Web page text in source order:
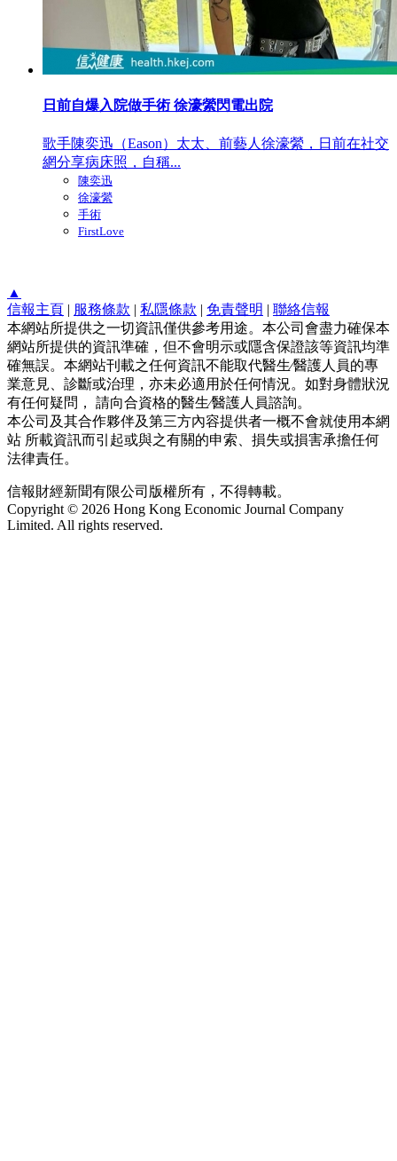
日前自爆入院做手術 徐濠縈閃電出院
歌手陳奕迅（Eason）太太、前藝人徐濠縈，日前在社交
網分享病床照，自稱...
陳奕迅
徐濠縈
手術
FirstLove
▲
信報主頁 | 服務條款 | 私隱條款 | 免責聲明 | 聯絡信報
本網站所提供之一切資訊僅供參考用途。本公司會盡力確保本
網站所提供的資訊準確，但不會明示或隱含保證該等資訊均準
確無誤。本網站刊載之任何資訊不能取代醫生∕醫護人員的專
業意見、診斷或治理，亦未必適用於任何情況。如對身體狀況
有任何疑問， 請向合資格的醫生∕醫護人員諮詢。
本公司及其合作夥伴及第三方內容提供者一概不會就使用本網
站 所載資訊而引起或與之有關的申索、損失或損害承擔任何
法律責任。
信報財經新聞有限公司版權所有，不得轉載。
Copyright © 2026 Hong Kong Economic Journal Company
Limited. All rights reserved.